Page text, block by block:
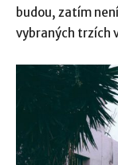
budou, zatím
vybraných trzích